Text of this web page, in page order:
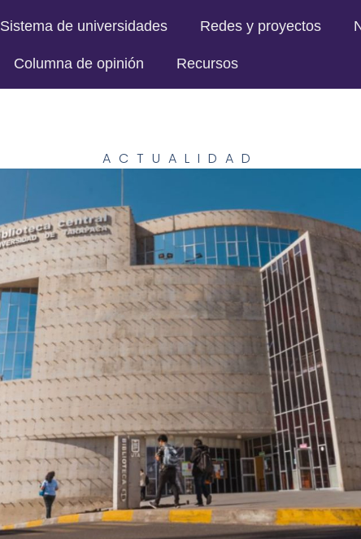
Sistema de universidades Redes y proyectos
Columna de opinión Recursos
ACTUALIDAD